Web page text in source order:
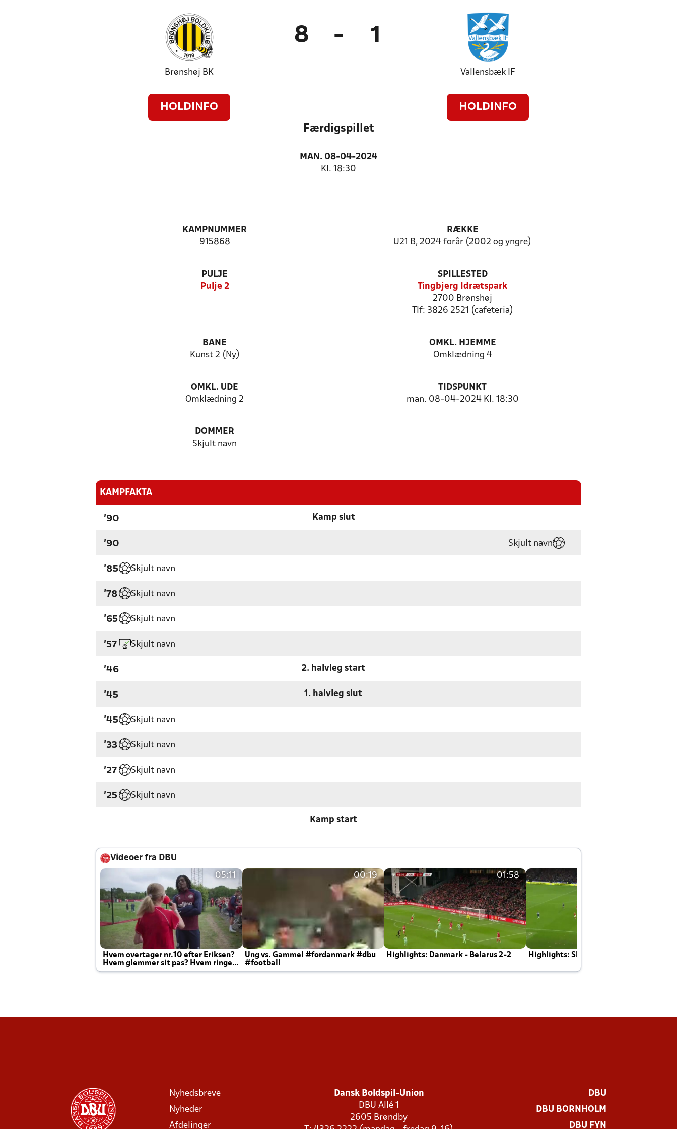
Brønshøj BK
HOLDINFO
8 - 1
Vallensbæk IF
HOLDINFO
Færdigspillet
MAN. 08-04-2024
Kl. 18:30
KAMPNUMMER
915868
RÆKKE
U21 B, 2024 forår (2002 og yngre)
PULJE
Pulje 2
SPILLESTED
Tingbjerg Idrætspark
2700 Brønshøj
Tlf: 3826 2521 (cafeteria)
BANE
Kunst 2 (Ny)
OMKL. HJEMME
Omklædning 4
OMKL. UDE
Omklædning 2
TIDSPUNKT
man. 08-04-2024 Kl. 18:30
DOMMER
Skjult navn
KAMPFAKTA
'90 Kamp slut
'90 Skjult navn
'85 Skjult navn
'78 Skjult navn
'65 Skjult navn
'57 Skjult navn
'46 2. halvleg start
'45 1. halvleg slut
'45 Skjult navn
'33 Skjult navn
'27 Skjult navn
'25 Skjult navn
Kamp start
Videoer fra DBU
05:11
Hvem overtager nr.10 efter Eriksen?
Hvem glemmer sit pas? Hvem ringer
Joachim altid til efter kampe?
00:19
Ung vs. Gammel #fordanmark #dbu
#football
01:58
Highlights: Danmark - Belarus 2-2 Highlights: Skotland - Danmark 4-2
Nyhedsbreve
Nyheder
Afdelinger
Dansk Boldspil-Union
DBU Allé 1
2605 Brøndby
DBU
DBU BORNHOLM
DBU FYN